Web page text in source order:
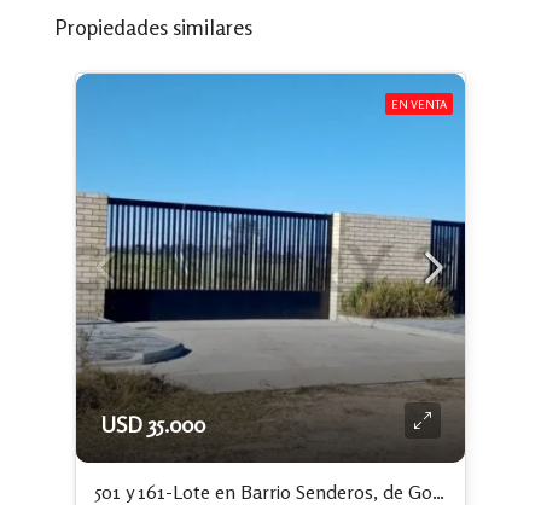
Propiedades similares
EN VENTA
USD 35.000
501 y 161-Lote en Barrio Senderos, de Gorina. Financiación del 50 %